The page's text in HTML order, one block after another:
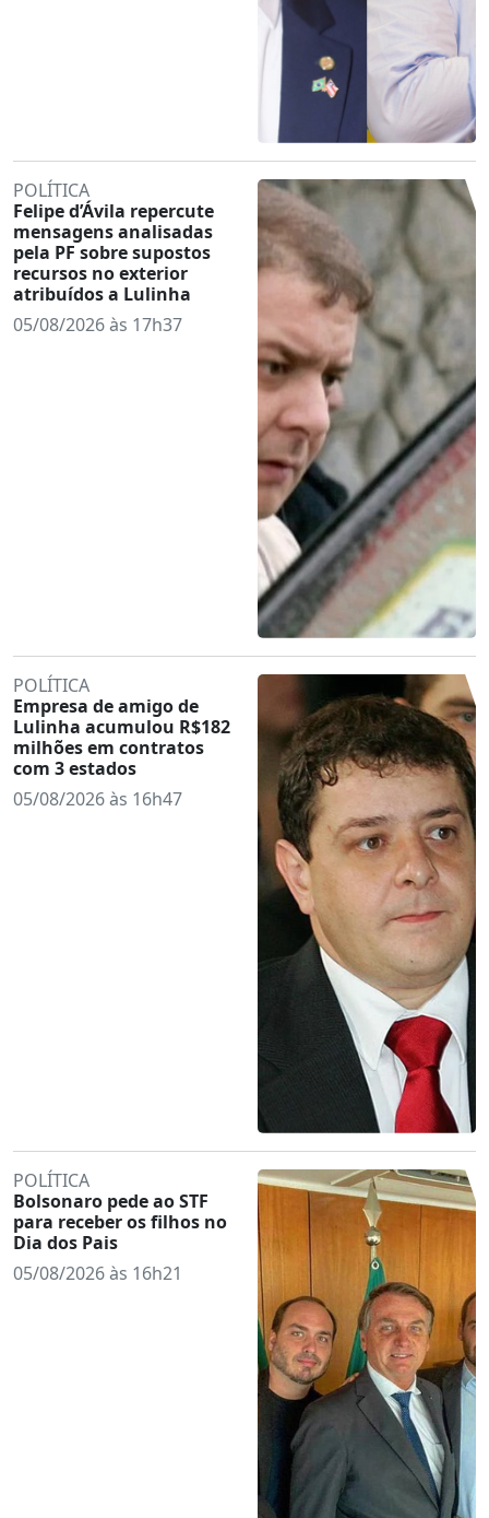
POLÍTICA
Felipe d’Ávila repercute
mensagens analisadas
pela PF sobre supostos
recursos no exterior
atribuídos a Lulinha
05/08/2026 às 17h37
POLÍTICA
Empresa de amigo de
Lulinha acumulou R$182
milhões em contratos
com 3 estados
05/08/2026 às 16h47
POLÍTICA
Bolsonaro pede ao STF
para receber os filhos no
Dia dos Pais
05/08/2026 às 16h21